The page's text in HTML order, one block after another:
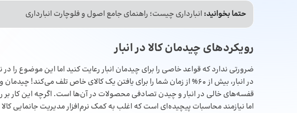
حتما بخوانید: انبارداری چیست؛ راهنمای جامع اصول و فلوچارت انبارداری
رویکردهای چیدمان کالا در انبار
ضرورتی ندارد که قواعد خاصی را برای چیدمان انبار رعایت کنید اما این موضوع را
در انبار، بیش از 60% از زمان شما را برای یافتن یک کالای خاص تلف می‌کند!
قفسه‌های خالی در انبار و چیدن تصادفی محصولات در آن‌ها است. اگرچه این کار بر
اما نیازمند محاسبات پیچیده‌ای است که اغلب به کمک نرم‌افزار مدیریت جانمایی کالا